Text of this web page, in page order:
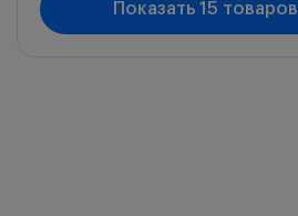
Показать 15 товаров